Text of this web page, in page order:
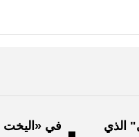
الذي
في «اليخت